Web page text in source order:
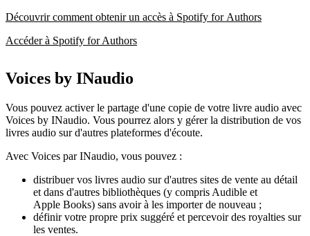
Découvrir comment obtenir un accès à Spotify for Authors
Accéder à Spotify for Authors
Voices by INaudio
Vous pouvez activer le partage d'une copie de votre livre audio avec
Voices by INaudio. Vous pourrez alors y gérer la distribution de vos
livres audio sur d'autres plateformes d'écoute.
Avec Voices par INaudio, vous pouvez :
distribuer vos livres audio sur d'autres sites de vente au détail
et dans d'autres bibliothèques (y compris Audible et
Apple Books) sans avoir à les importer de nouveau ;
définir votre propre prix suggéré et percevoir des royalties sur
les ventes.